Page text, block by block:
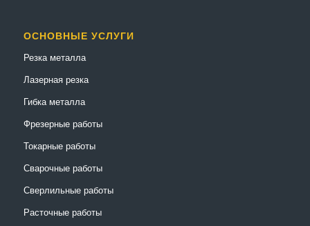
ОСНОВНЫЕ УСЛУГИ
Резка металла
Лазерная резка
Гибка металла
Фрезерные работы
Токарные работы
Сварочные работы
Сверлильные работы
Расточные работы